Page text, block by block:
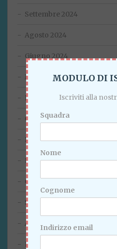
Settembre 2024
Agosto 2024
Giugno 2024
Marzo 2024
Febbraio 2024
Gennaio 2024
Dicembre 2023
Novembre 2023
Ottobre 2023
Settembre 2023
Agosto 2023
Luglio 2023
MODULO DI
Iscriviti alla
Squadra
Nome
Cognome
Indirizzo email